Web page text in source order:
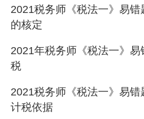
2021税务师《税法一》易
的核定
2021年税务师《税法一》
税
2021税务师《税法一》易
计税依据